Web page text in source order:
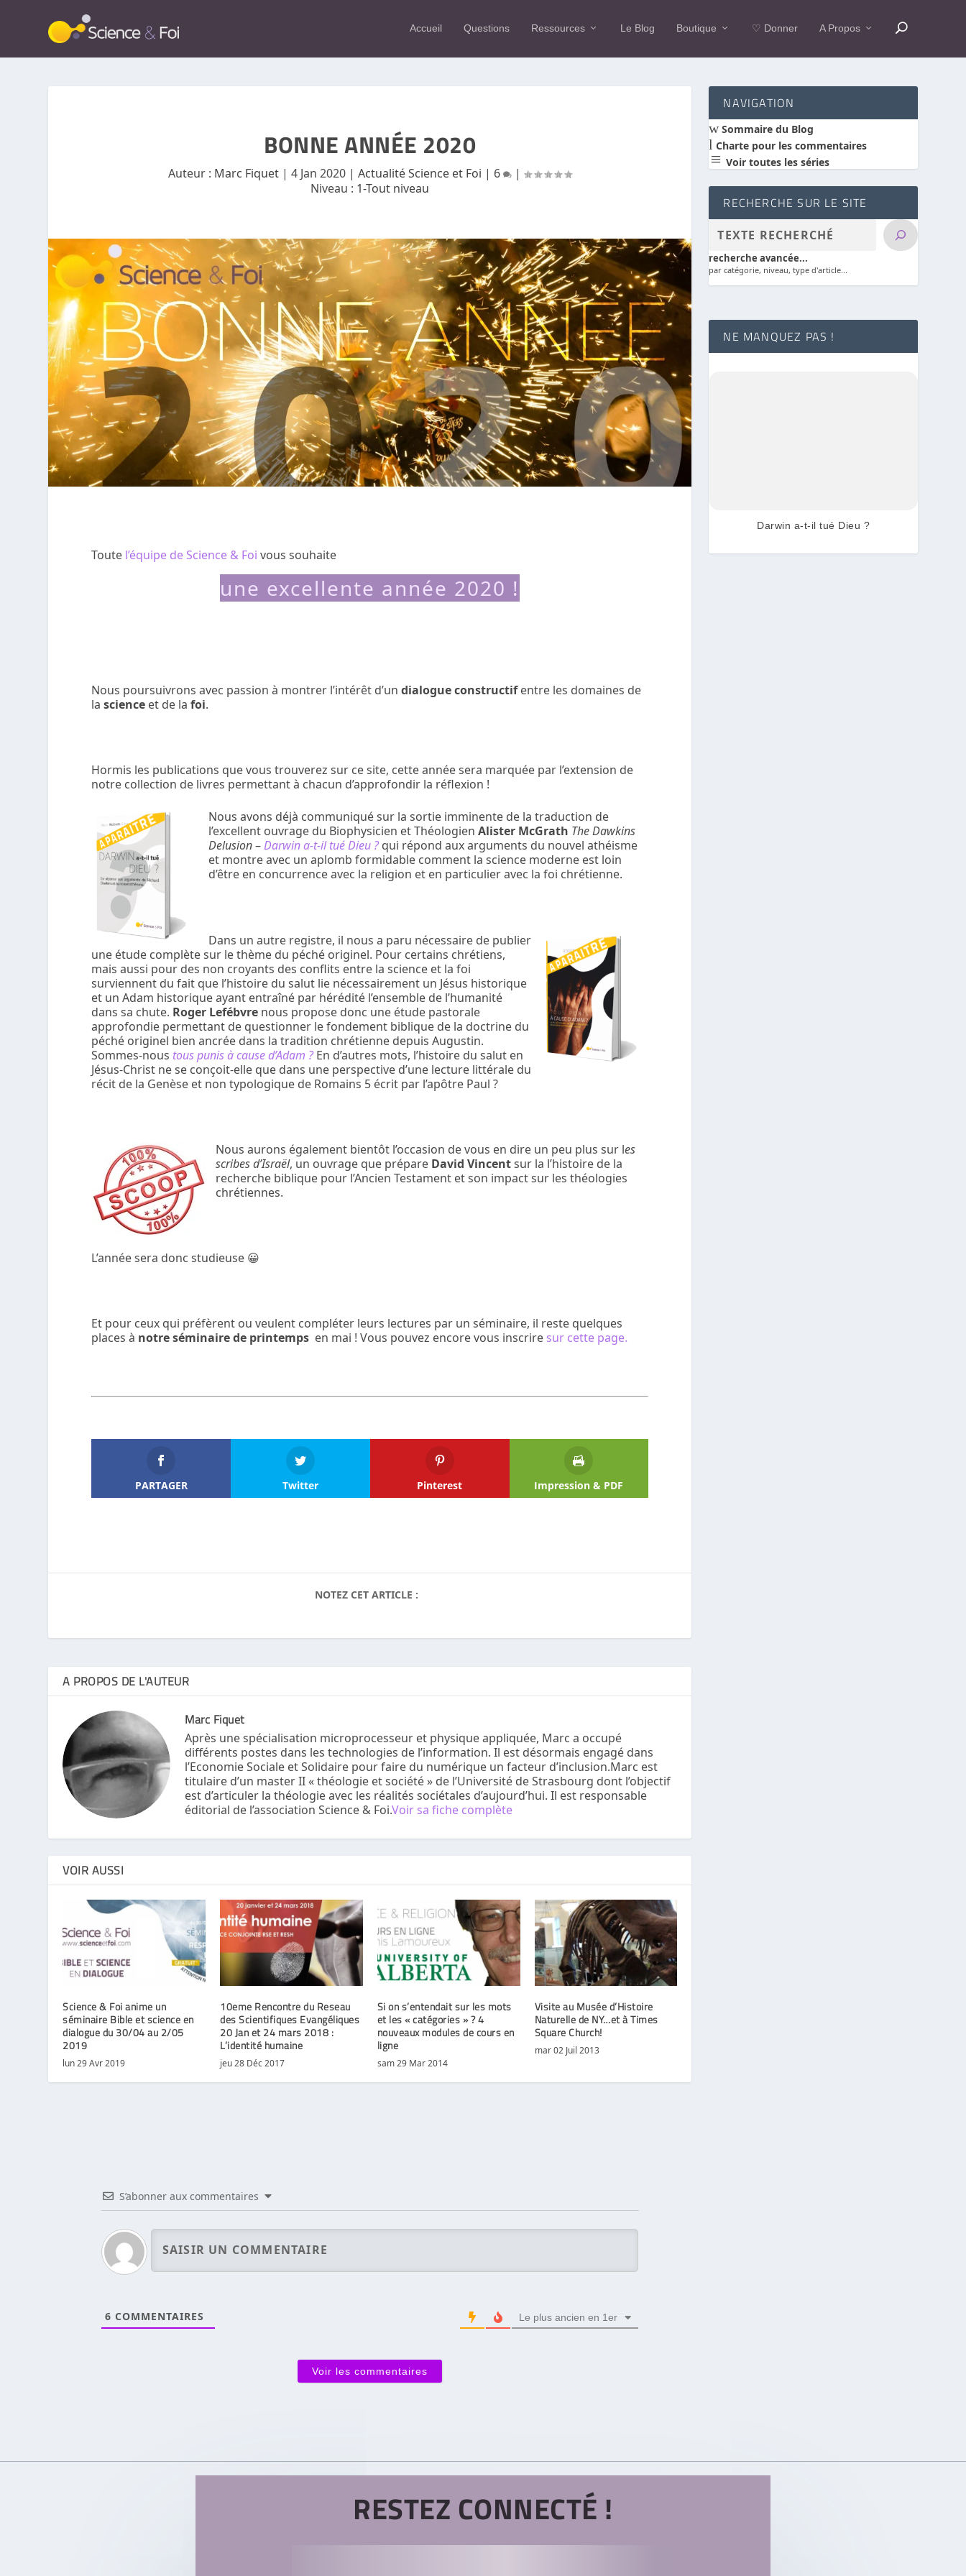
Accueil Questions Ressources Le Blog Boutique ♡ Donner A Propos
BONNE ANNÉE 2020
Auteur : Marc Fiquet |4 Jan 2020 |Actualité Science et Foi | 6
|
Niveau : 1-Tout niveau
Toute l’équipe de Science & Foi vous souhaite
une excellente année 2020 !
Nous poursuivrons avec passion à montrer l’intérêt d’undialogue constructifentre les domaines de
lascience et de lafoi.
Hormis les publications que vous trouverez sur ce site, cette année sera marquée par l’extension de
notre collection de livres permettant à chacun d’approfondir la réflexion !
Nous avons déjà communiqué sur la sortie imminente de la traduction de
l’excellent ouvrage du Biophysicien et ThéologienAlister McGrath The Dawkins
Delusion–Darwin a-t-il tué Dieu ?qui répond aux arguments du nouvel athéisme
et montre avec un aplomb formidable comment la science moderne est loin
d’être en concurrence avec la religion et en particulier avec la foi chrétienne.
Dans un autre registre, il nous a paru nécessaire de publier
une étude complète sur le thème du péché originel. Pour certains chrétiens,
mais aussi pour des non croyants des conflits entre la science et la foi
surviennent du fait que l’histoire du salut lie nécessairement un Jésus historique
et un Adam historique ayant entraîné par hérédité l’ensemble de l’humanité
dans sa chute. Roger Lefébvre nous propose donc une étude pastorale
approfondie permettant de questionner le fondement biblique de la doctrine du
péché originel bien ancrée dans la tradition chrétienne depuis Augustin.
Sommes-nous tous punis à cause d’Adam ?En d’autres mots, l’histoire du salut en
Jésus-Christ ne se conçoit-elle que dans une perspective d’une lecture littérale du
récit de la Genèse et non typologique de Romains 5 écrit par l’apôtre Paul ?
Nous aurons également bientôt l’occasion de vous en dire un peu plus sur les
scribes d’Israël, un ouvrage que prépare David Vincentsur la l’histoire de la
recherche biblique pour l’Ancien Testament et son impact sur les théologies
chrétiennes.
L’année sera donc studieuse 😀
Et pour ceux qui préfèrent ou veulent compléter leurs lectures par un séminaire, il reste quelques
places à notre séminaire de printemps en mai ! Vous pouvez encore vous inscrire sur cette page.
PARTAGER Twitter Pinterest Impression & PDF
NOTEZ CET ARTICLE :
A PROPOS DE L'AUTEUR
Marc Fiquet
Après une spécialisation microprocesseur et physique appliquée, Marc a occupé
différents postes dans les technologies de l’information. Il est désormais engagé dans
l’Economie Sociale et Solidaire pour faire du numérique un facteur d’inclusion.Marc est
titulaire d’un master II « théologie et société » de l’Université de Strasbourg dont l’objectif
est d’articuler la théologie avec les réalités sociétales d’aujourd’hui. Il est responsable
éditorial de l’association Science & Foi.Voir sa fiche complète
VOIR AUSSI
Science & Foi anime un
séminaire Bible et science en
dialogue du 30/04 au 2/05
2019
lun 29 Avr 2019
10eme Rencontre du Reseau
des Scientifiques Evangéliques
20 Jan et 24 mars 2018 :
L’identité humaine
jeu 28 Déc 2017
Si on s’entendait sur les mots
et les « catégories » ? 4
nouveaux modules de cours en
ligne
sam 29 Mar 2014
Visite au Musée d’Histoire
Naturelle de NY…et à Times
Square Church!
mar 02 Juil 2013
S’abonner aux commentaires
6 COMMENTAIRES Le plus ancien en 1er
Voir les commentaires
NAVIGATION
wSommaire du Blog
l Charte pour les commentaires
a Voir toutes les séries
RECHERCHE SUR LE SITE
recherche avancée...
par catégorie, niveau, type d'article...
NE MANQUEZ PAS !
Darwin a-t-il tué Dieu ?
RESTEZ CONNECTÉ !